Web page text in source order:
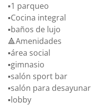
▪️1 parqueo
▪️Cocina integral
▪️baños de lujo
🔺Amenidades
▪️área social
▪️gimnasio
▪️salón sport bar
▪️salón para desayunar
▪️lobby